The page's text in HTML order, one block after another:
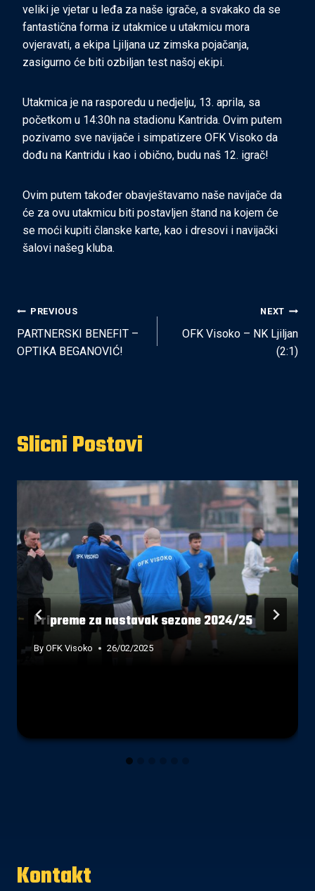
veliki je vjetar u leđa za naše igrače, a svakako da se
fantastična forma iz utakmice u utakmicu mora
ovjeravati, a ekipa Ljiljana uz zimska pojačanja,
zasigurno će biti ozbiljan test našoj ekipi.
Utakmica je na rasporedu u nedjelju, 13. aprila, sa
početkom u 14:30h na stadionu Kantrida. Ovim putem
pozivamo sve navijače i simpatizere OFK Visoko da
dođu na Kantridu i kao i obično, budu naš 12. igrač!
Ovim putem također obavještavamo naše navijače da
će za ovu utakmicu biti postavljen štand na kojem će
se moći kupiti članske karte, kao i dresovi i navijački
šalovi našeg kluba.
Post
navigation
PREVIOUS
PARTNERSKI BENEFIT –
OPTIKA BEGANOVIĆ!
NEXT
OFK Visoko – NK Ljiljan
(2:1)
Slicni Postovi
Pripreme za nastavak sezone 2024/25
By OFK Visoko 26/02/2025
Kontakt